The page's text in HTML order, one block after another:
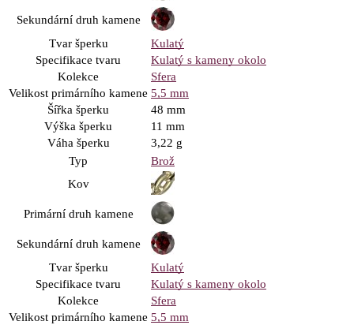
Sekundární druh kamene
Tvar šperku
Kulatý
Specifikace tvaru
Kulatý s kameny okolo
Kolekce
Sfera
Velikost primárního kamene 5,5 mm
Šířka šperku
48 mm
Výška šperku
11 mm
Váha šperku
3,22 g
Typ
Brož
Kov
Primární druh kamene
Sekundární druh kamene
Tvar šperku
Kulatý
Specifikace tvaru
Kulatý s kameny okolo
Kolekce
Sfera
Velikost primárního kamene 5,5 mm